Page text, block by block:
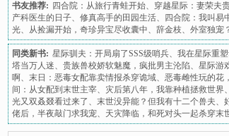
书友推荐: 四合院：从旅行青蛙开始、 穿越星际：妻荣夫
产科医生的日子、 修真高手的田园生活、 四合院：我叫易
光、 从捡漏开始，奇珍异宝尽收囊中、 辞金枝、 外室独宠
同类新书: 星际驯夫：开局扇了SSS级哨兵、 我在星际重
塔当万人迷、 贵族兽校娇软魅魔，疯批男主沦陷、 星际游
啊、 末日：恶毒女配靠卖情报杀穿诡域、 恶毒雌性玩的花
间：从女配到末世主宰、 灾后第八年，我靠种植拯救世界、
光又双叒叕看过来了 、 末世没异能？但我有十二个兽夫、
佬后，半夜敲门求我宠、 天灾降临，和死对头一起杀穿末